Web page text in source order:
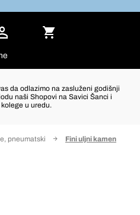
da odlazimo na zasluženi godišnji
naši Shopovi na Savici Šanci i
u uredu.
pneumatski Fini uljni kamen